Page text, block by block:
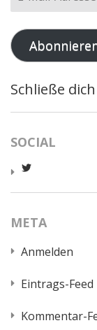
Adresse
Schließe
SOCIAL
anzeigen
META
Anmelden
Eintrags-Feed
Kommentar-